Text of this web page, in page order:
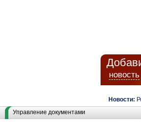
новость
Новости:
Управление документами